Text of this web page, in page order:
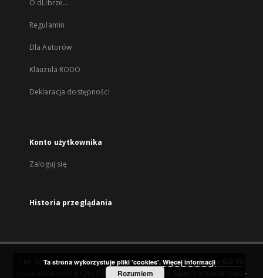
O dLibrze...
Regulamin
Dla Autorów
Klauzula RODO
Deklaracja dostępności
Konto użytkownika
Zaloguj się
Historia przeglądania
Ten serwis działa dzięki oprogramowaniuDInGO dLibra 6.3.15
Poznańskie Centrum Superkomputerowo-
Ta strona wykorzystuje pliki 'cookies'. Więcej informacji
Rozumiem